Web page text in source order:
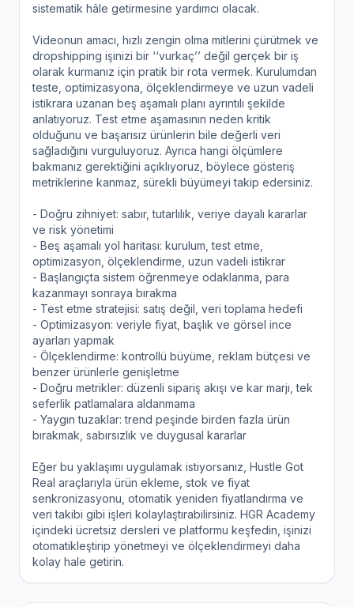
sistematik hâle getirmesine yardımcı olacak.
Videonun amacı, hızlı zengin olma mitlerini çürütmek ve
dropshipping işinizi bir ‘‘vurkaç’’ değil gerçek bir iş
olarak kurmanız için pratik bir rota vermek. Kurulumdan
teste, optimizasyona, ölçeklendirmeye ve uzun vadeli
istikrara uzanan beş aşamalı planı ayrıntılı şekilde
anlatıyoruz. Test etme aşamasının neden kritik
olduğunu ve başarısız ürünlerin bile değerli veri
sağladığını vurguluyoruz. Ayrıca hangi ölçümlere
bakmanız gerektiğini açıklıyoruz, böylece gösteriş
metriklerine kanmaz, sürekli büyümeyi takip edersiniz.
- Doğru zihniyet: sabır, tutarlılık, veriye dayalı kararlar
ve risk yönetimi
- Beş aşamalı yol haritası: kurulum, test etme,
optimizasyon, ölçeklendirme, uzun vadeli istikrar
- Başlangıçta sistem öğrenmeye odaklanma, para
kazanmayı sonraya bırakma
- Test etme stratejisi: satış değil, veri toplama hedefi
- Optimizasyon: veriyle fiyat, başlık ve görsel ince
ayarları yapmak
- Ölçeklendirme: kontrollü büyüme, reklam bütçesi ve
benzer ürünlerle genişletme
- Doğru metrikler: düzenli sipariş akışı ve kar marjı, tek
seferlik patlamalara aldanmama
- Yaygın tuzaklar: trend peşinde birden fazla ürün
bırakmak, sabırsızlık ve duygusal kararlar
Eğer bu yaklaşımı uygulamak istiyorsanız, Hustle Got
Real araçlarıyla ürün ekleme, stok ve fiyat
senkronizasyonu, otomatik yeniden fiyatlandırma ve
veri takibi gibi işleri kolaylaştırabilirsiniz. HGR Academy
içindeki ücretsiz dersleri ve platformu keşfedin, işinizi
otomatikleştirip yönetmeyi ve ölçeklendirmeyi daha
kolay hale getirin.